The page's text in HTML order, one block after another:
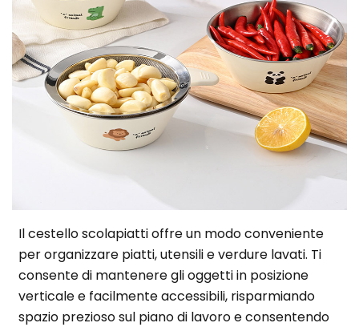
Il cestello scolapiatti offre un modo conveniente
per organizzare piatti, utensili e verdure lavati. Ti
consente di mantenere gli oggetti in posizione
verticale e facilmente accessibili, risparmiando
spazio prezioso sul piano di lavoro e consentendo